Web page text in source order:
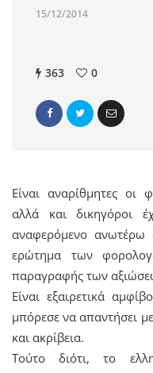
15/12/2014
363 0
Είναι αναρίθμητες οι
αλλά και δικηγόροι
αναφερόμενο ανωτέρω
ερώτημα των
παραγραφής των
Είναι εξαιρετικά
μπόρεσε να απαντήσει
και ακρίβεια.
Τούτο διότι, το